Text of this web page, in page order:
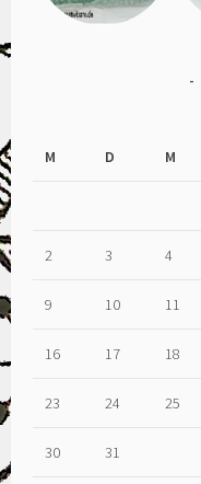
M
D M
2 3 4
9 10 11
16 17 18
23 24 25
30 31